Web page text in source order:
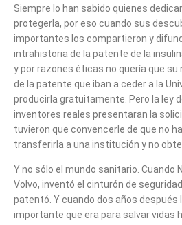
Siempre lo han sabido quienes
protegerla, por eso cuando sus
importantes los compartieron y
intrahistoria de la patente de la
y por razones éticas no quería que
de la patente que iban a ceder a la
producirla gratuitamente. Pero la ley
inventores reales presentaran la
tuvieron que convencerle de que no
transferirla a una institución y no
Y no sólo el mundo sanitario. Cuando
Volvo, inventó el cinturón de
patentó. Y cuando dos años después
importante que era para salvar vidas